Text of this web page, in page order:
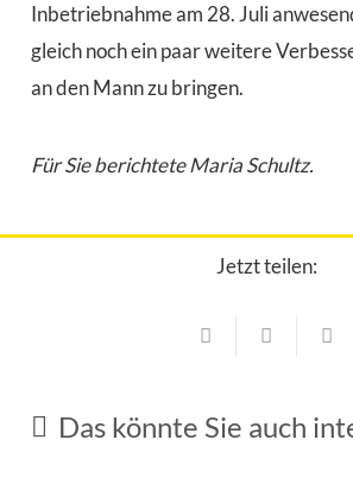
Inbetriebnahme am 28. Juli
gleich noch ein paar weitere
an den Mann zu bringen.
Für Sie berichtete Maria Schultz.
Jetzt teilen:
Das könnte Sie auch
Neufahrn aus
29. Juli 2026
Sport